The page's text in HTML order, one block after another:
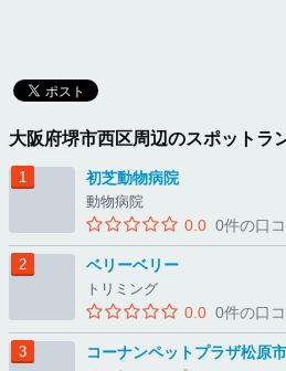
大阪府堺市西区周辺のスポットラ
初芝動物病院
動物病院
0.0 0件の口コ
ベリーベリー
トリミング
0.0 0件の口コ
コーナンペットプラザ松原